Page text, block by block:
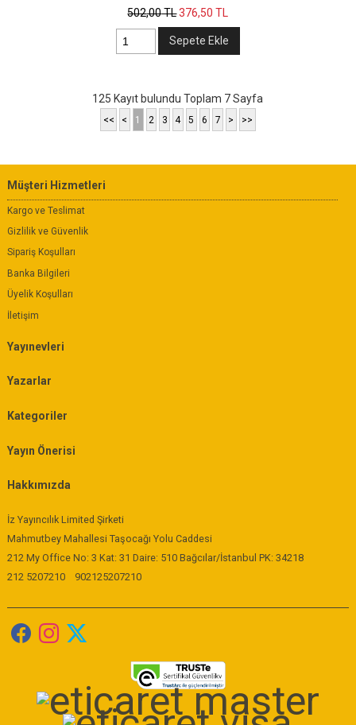
502,00TL376,50 TL
Sepete Ekle
125 Kayıt bulundu Toplam 7 Sayfa
<< < 1 2 3 4 5 6 7 > >>
Müşteri Hizmetleri
Kargo ve Teslimat
Gizlilik ve Güvenlik
Sipariş Koşulları
Banka Bilgileri
Üyelik Koşulları
İletişim
Yayınevleri
Yazarlar
Kategoriler
Yayın Önerisi
Hakkımızda
İz Yayıncılık Limited Şirketi
Mahmutbey Mahallesi Taşocağı Yolu Caddesi
212 My Office No: 3 Kat: 31 Daire: 510 Bağcılar/İstanbul PK: 34218
212 5207210
902125207210